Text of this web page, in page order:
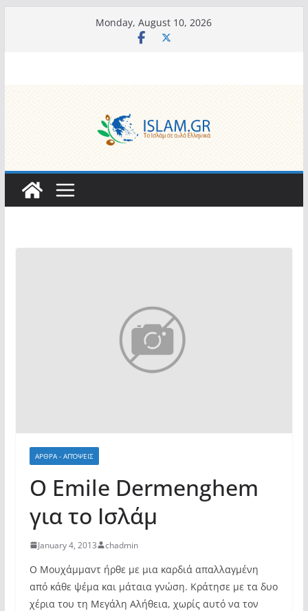
Monday, August 10, 2026
ΑΡΘΡΑ - ΑΠΌΨΕΙΣ
Ο Emile Dermenghem
για το Ισλάμ
January 4, 2013 chadmin
Ο Μουχάμμαντ ήρθε με μια καρδιά απαλλαγμένη
από κάθε ψέμα και μάταια γνώση. Κράτησε με τα δυο
χέρια του τη Μεγάλη Αλήθεια, χωρίς αυτό να τον